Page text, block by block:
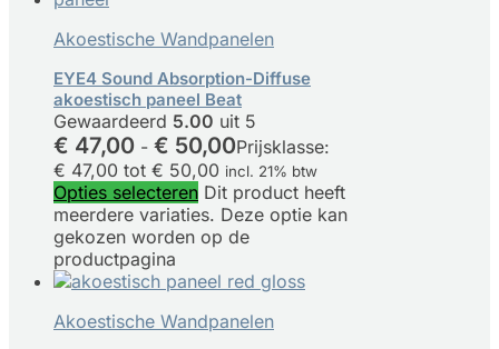
Akoestische Wandpanelen
EYE4 Sound Absorption-Diffuse
akoestisch paneel Beat
Gewaardeerd 5.00 uit 5
€ 47,00 - € 50,00Prijsklasse:
€ 47,00 tot € 50,00 incl. 21% btw
Opties selecteren Dit product heeft
meerdere variaties. Deze optie kan
gekozen worden op de
productpagina
Akoestische Wandpanelen